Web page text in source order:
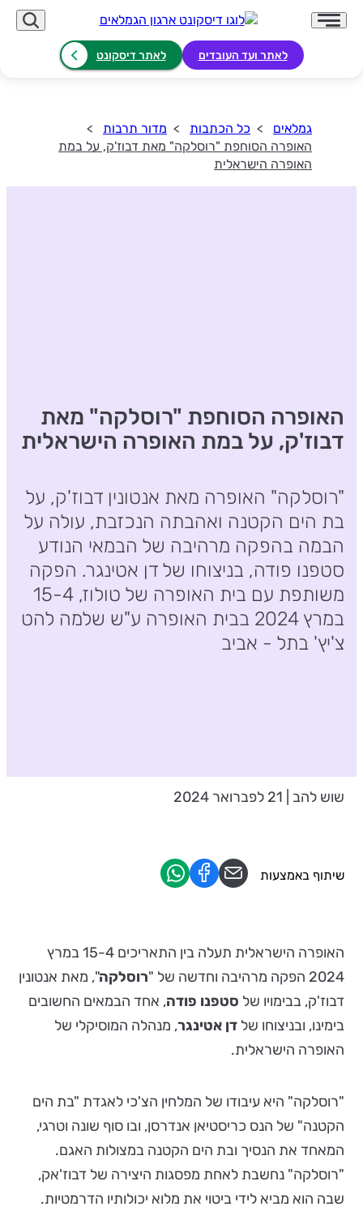
לאתר ועד העובדים לאתר דיסקונט
גמלאים כל הכתבות
מדור תרבות
האופרה הסוחפת "רוסלקה" מאת דבוז'ק, על במת
האופרה הישראלית
האופרה הסוחפת "רוסלקה" מאת
דבוז'ק, על במת האופרה הישראלית
"רוסלקה" האופרה מאת אנטונין דבוז'ק, על
בת הים הקטנה ואהבתה הנכזבת, עולה על
הבמה בהפקה מרהיבה של הבמאי הנודע
סטפנו פודה, בניצוחו של דן אטינגר. הפקה
משותפת עם בית האופרה של טולוז, 15-4
במרץ 2024 בבית האופרה ע"ש שלמה להט
צ'יץ' בתל - אביב
שוש להב | 21 לפברואר 2024
האופרה הישראלית תעלה בין התאריכים 15-4 במרץ
2024 הפקה מרהיבה וחדשה של "
רוסלקה", מאת אנטונין
דבוז'ק, בבימויו של סטפנו פודה, אחד הבמאים החשובים
בימינו, ובניצוחו של דן אטינגר, מנהלה המוסיקלי של
האופרה הישראלית.
"רוסלקה" היא עיבודו של המלחין הצ'כי לאגדת "בת הים
הקטנה" של הנס כריסטיאן אנדרסן, ובו סוף שונה וטרגי,
המאחד את הנסיך ובת הים הקטנה במצולות האגם.
"רוסלקה" נחשבת לאחת מפסגות היצירה של דבוז'אק,
שבה הוא מביא לידי ביטוי את מלוא יכולותיו הדרמטיות.
שיתוף באמצעות